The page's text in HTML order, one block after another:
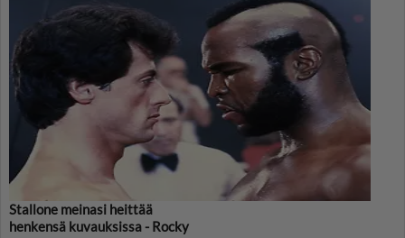
Stallone meinasi heittää
henkensä kuvauksissa - Rocky